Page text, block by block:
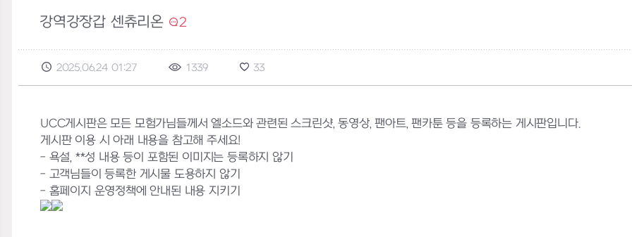
강역강장갑 센츄리온 2
2025.06.24 01:27 1339 33
UCC게시판은 모든 모험가님들께서 엘소드와 관련된 스크린샷, 동영상, 팬아트, 팬카툰 등을 등록하는 게시판입니다.
게시판 이용 시 아래 내용을 참고해 주세요!
- 욕설, **성 내용 등이 포함된 이미지는 등록하지 않기
- 고객님들이 등록한 게시물 도용하지 않기
- 홈페이지 운영정책에 안내된 내용 지키기